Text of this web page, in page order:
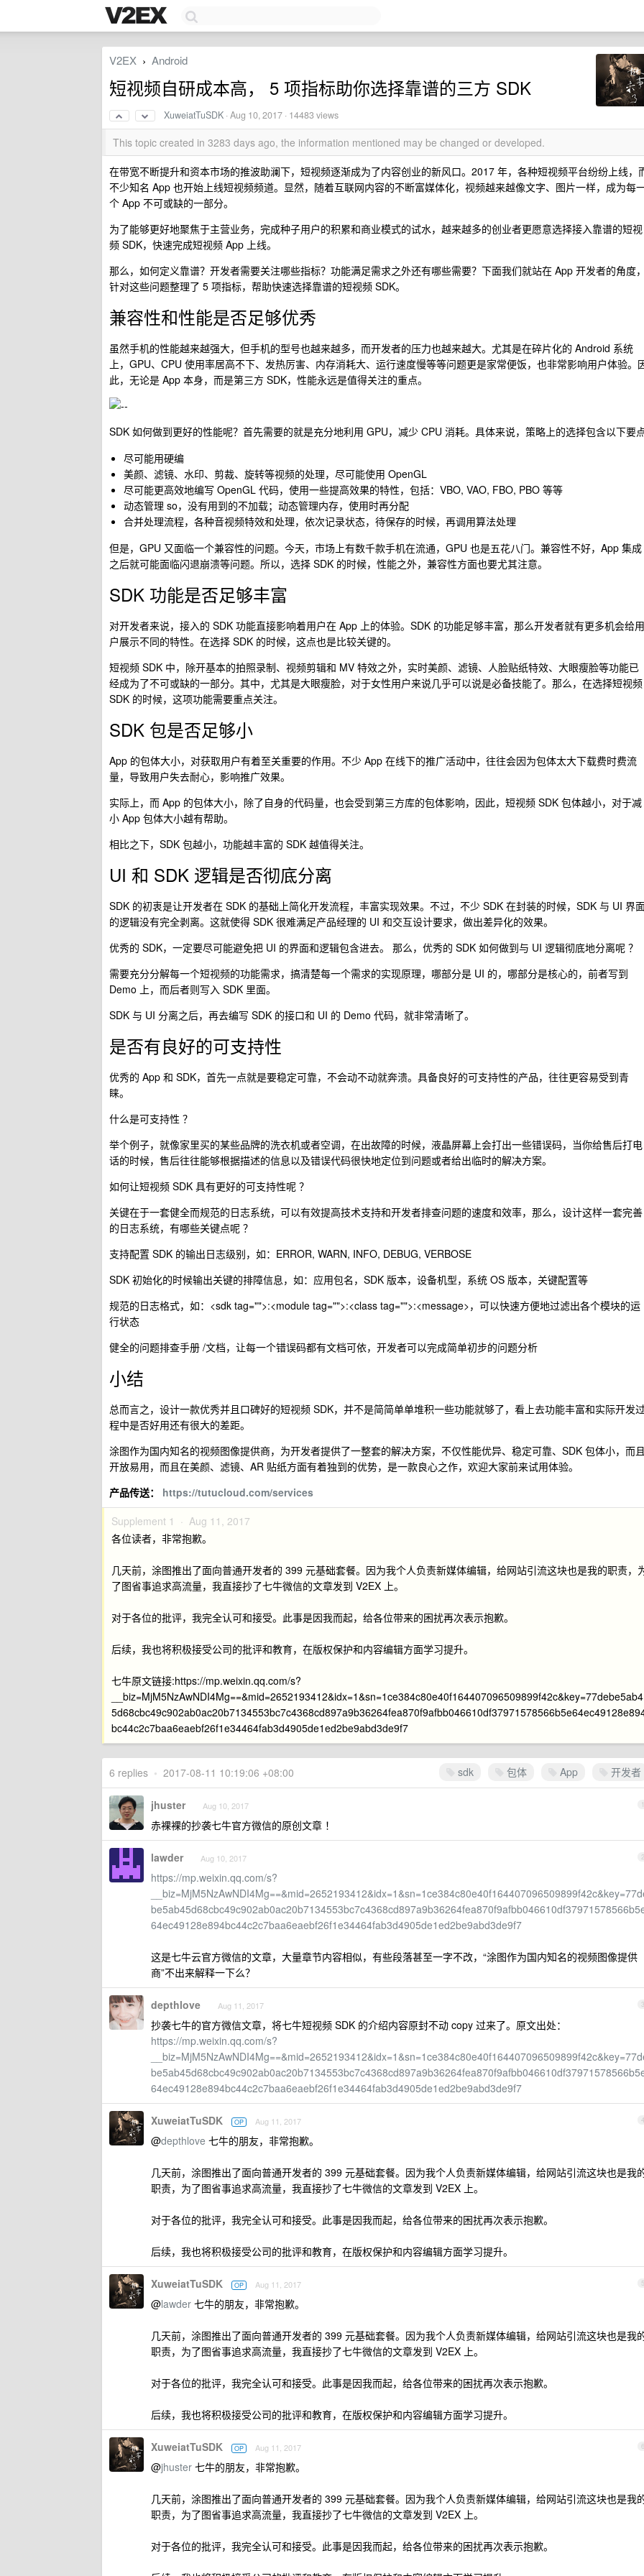
V2EX › Android
短视频自研成本高， 5 项指标助你选择靠谱的三方 SDK
XuweiatTuSDK ·Aug 10, 2017 · 14483 views
This topic created in 3283 days ago, the information mentioned may be changed or developed.
在带宽不断提升和资本市场的推波助澜下，短视频逐渐成为了内容创业的新风口。2017 年，各种短视频平台纷纷上线，
不少知名 App 也开始上线短视频频道。显然，随着互联网内容的不断富媒体化，视频越来越像文字、图片一样，成为每
个 App 不可或缺的一部分。
为了能够更好地聚焦于主营业务，完成种子用户的积累和商业模式的试水，越来越多的创业者更愿意选择接入靠谱的短视
频 SDK，快速完成短视频 App 上线。
那么，如何定义靠谱？开发者需要关注哪些指标？功能满足需求之外还有哪些需要？下面我们就站在 App 开发者的角度
针对这些问题整理了 5 项指标，帮助快速选择靠谱的短视频 SDK。
兼容性和性能是否足够优秀
虽然手机的性能越来越强大，但手机的型号也越来越多，而开发者的压力也越来越大。尤其是在碎片化的 Android 系统
上，GPU、CPU 使用率居高不下、发热厉害、内存消耗大、运行速度慢等等问题更是家常便饭，也非常影响用户体验。
此，无论是 App 本身，而是第三方 SDK，性能永远是值得关注的重点。
SDK 如何做到更好的性能呢？首先需要的就是充分地利用 GPU，减少 CPU 消耗。具体来说，策略上的选择包含以下要
尽可能用硬编
美颜、滤镜、水印、剪裁、旋转等视频的处理，尽可能使用 OpenGL
尽可能更高效地编写 OpenGL 代码，使用一些提高效果的特性，包括：VBO, VAO, FBO, PBO 等等
动态管理 so，没有用到的不加载；动态管理内存，使用时再分配
合并处理流程，各种音视频特效和处理，依次记录状态，待保存的时候，再调用算法处理
但是，GPU 又面临一个兼容性的问题。今天，市场上有数千款手机在流通，GPU 也是五花八门。兼容性不好，App 集成
之后就可能面临闪退崩溃等问题。所以，选择 SDK 的时候，性能之外，兼容性方面也要尤其注意。
SDK 功能是否足够丰富
对开发者来说，接入的 SDK 功能直接影响着用户在 App 上的体验。SDK 的功能足够丰富，那么开发者就有更多机会给用
户展示不同的特性。在选择 SDK 的时候，这点也是比较关键的。
短视频 SDK 中，除开基本的拍照录制、视频剪辑和 MV 特效之外，实时美颜、滤镜、人脸贴纸特效、大眼瘦脸等功能已
经成为了不可或缺的一部分。其中，尤其是大眼瘦脸，对于女性用户来说几乎可以说是必备技能了。那么，在选择短视频
SDK 的时候，这项功能需要重点关注。
SDK 包是否足够小
App 的包体大小，对获取用户有着至关重要的作用。不少 App 在线下的推广活动中，往往会因为包体太大下载费时费流
量，导致用户失去耐心，影响推广效果。
实际上，而 App 的包体大小，除了自身的代码量，也会受到第三方库的包体影响，因此，短视频 SDK 包体越小，对于减
小 App 包体大小越有帮助。
相比之下，SDK 包越小，功能越丰富的 SDK 越值得关注。
UI 和 SDK 逻辑是否彻底分离
SDK 的初衷是让开发者在 SDK 的基础上简化开发流程，丰富实现效果。不过，不少 SDK 在封装的时候，SDK 与 UI 界
的逻辑没有完全剥离。这就使得 SDK 很难满足产品经理的 UI 和交互设计要求，做出差异化的效果。
优秀的 SDK，一定要尽可能避免把 UI 的界面和逻辑包含进去。 那么，优秀的 SDK 如何做到与 UI 逻辑彻底地分离呢 ？
需要充分分解每一个短视频的功能需求，搞清楚每一个需求的实现原理，哪部分是 UI 的，哪部分是核心的，前者写到
Demo 上，而后者则写入 SDK 里面。
SDK 与 UI 分离之后，再去编写 SDK 的接口和 UI 的 Demo 代码，就非常清晰了。
是否有良好的可支持性
优秀的 App 和 SDK，首先一点就是要稳定可靠，不会动不动就奔溃。具备良好的可支持性的产品，往往更容易受到青
睐。
什么是可支持性 ？
举个例子，就像家里买的某些品牌的洗衣机或者空调，在出故障的时候，液晶屏幕上会打出一些错误码，当你给售后打电
话的时候，售后往往能够根据描述的信息以及错误代码很快地定位到问题或者给出临时的解决方案。
如何让短视频 SDK 具有更好的可支持性呢 ？
关键在于一套健全而规范的日志系统，可以有效提高技术支持和开发者排查问题的速度和效率，那么，设计这样一套完善
的日志系统，有哪些关键点呢 ？
支持配置 SDK 的输出日志级别，如：ERROR, WARN, INFO, DEBUG, VERBOSE
SDK 初始化的时候输出关键的排障信息，如：应用包名，SDK 版本，设备机型，系统 OS 版本，关键配置等
规范的日志格式，如：<sdk tag="">:<module tag="">:<class tag="">:<message>，可以快速方便地过滤出各个模块的运
行状态
健全的问题排查手册 /文档，让每一个错误码都有文档可依，开发者可以完成简单初步的问题分析
小结
总而言之，设计一款优秀并且口碑好的短视频 SDK，并不是简简单单堆积一些功能就够了，看上去功能丰富和实际开发
程中是否好用还有很大的差距。
涂图作为国内知名的视频图像提供商，为开发者提供了一整套的解决方案，不仅性能优异、稳定可靠、SDK 包体小，而
开放易用，而且在美颜、滤镜、AR 贴纸方面有着独到的优势，是一款良心之作，欢迎大家前来试用体验。
产品传送： https://tutucloud.com/services
Supplement 1 · Aug 11, 2017
各位读者，非常抱歉。
几天前，涂图推出了面向普通开发者的 399 元基础套餐。因为我个人负责新媒体编辑，给网站引流这块也是我的职责，
了图省事追求高流量，我直接抄了七牛微信的文章发到 V2EX 上。
对于各位的批评，我完全认可和接受。此事是因我而起，给各位带来的困扰再次表示抱歉。
后续，我也将积极接受公司的批评和教育，在版权保护和内容编辑方面学习提升。
七牛原文链接:https://mp.weixin.qq.com/s?
__biz=MjM5NzAwNDI4Mg==&mid=2652193412&idx=1&sn=1ce384c80e40f164407096509899f42c&key=77debe5ab4
bc44c2c7baa6eaebf26f1e34464fab3d4905de1ed2be9abd3de9f7
sdk 包体 App 开发者
6 replies • 2017-08-11 10:19:06 +08:00
1
jhuster Aug 10, 2017
赤裸裸的抄袭七牛官方微信的原创文章 ！
2
lawder Aug 10, 2017
https://mp.weixin.qq.com/s?
64ec49128e894bc44c2c7baa6eaebf26f1e34464fab3d4905de1ed2be9abd3de9f7
这是七牛云官方微信的文章，大量章节内容相似，有些段落甚至一字不改，“涂图作为国内知名的视频图像提供
商”不出来解释一下么？
3
depthlove Aug 11, 2017
抄袭七牛的官方微信文章，将七牛短视频 SDK 的介绍内容原封不动 copy 过来了。原文出处：
https://mp.weixin.qq.com/s?
64ec49128e894bc44c2c7baa6eaebf26f1e34464fab3d4905de1ed2be9abd3de9f7
4
XuweiatTuSDK OP Aug 11, 2017
@depthlove 七牛的朋友，非常抱歉。
几天前，涂图推出了面向普通开发者的 399 元基础套餐。因为我个人负责新媒体编辑，给网站引流这块也是我
职责，为了图省事追求高流量，我直接抄了七牛微信的文章发到 V2EX 上。
对于各位的批评，我完全认可和接受。此事是因我而起，给各位带来的困扰再次表示抱歉。
后续，我也将积极接受公司的批评和教育，在版权保护和内容编辑方面学习提升。
5
XuweiatTuSDK OP Aug 11, 2017
@lawder 七牛的朋友，非常抱歉。
几天前，涂图推出了面向普通开发者的 399 元基础套餐。因为我个人负责新媒体编辑，给网站引流这块也是我
职责，为了图省事追求高流量，我直接抄了七牛微信的文章发到 V2EX 上。
对于各位的批评，我完全认可和接受。此事是因我而起，给各位带来的困扰再次表示抱歉。
后续，我也将积极接受公司的批评和教育，在版权保护和内容编辑方面学习提升。
6
XuweiatTuSDK OP Aug 11, 2017
@jhuster 七牛的朋友，非常抱歉。
几天前，涂图推出了面向普通开发者的 399 元基础套餐。因为我个人负责新媒体编辑，给网站引流这块也是我
职责，为了图省事追求高流量，我直接抄了七牛微信的文章发到 V2EX 上。
对于各位的批评，我完全认可和接受。此事是因我而起，给各位带来的困扰再次表示抱歉。